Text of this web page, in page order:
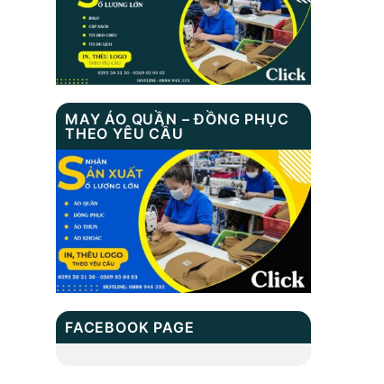
Balo học sinh XB
3201
TÚI ĐEO CHÉO MS:
TN 9010
MAY ÁO QUẦN – ĐỒNG PHỤC
THEO YÊU CẦU
FACEBOOK PAGE